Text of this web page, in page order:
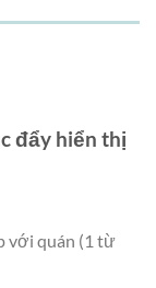
đẩy hiển thị
với quán (1 từ